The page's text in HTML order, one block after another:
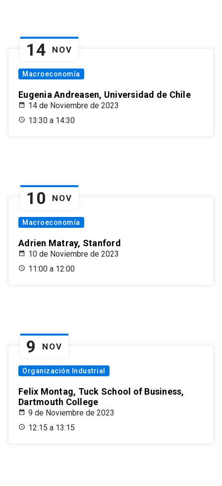
14 NOV
Macroeconomía
Eugenia Andreasen, Universidad de Chile
14 de Noviembre de 2023
13:30 a 14:30
10 NOV
Macroeconomía
Adrien Matray, Stanford
10 de Noviembre de 2023
11:00 a 12:00
9 NOV
Organización Industrial
Felix Montag, Tuck School of Business,
Dartmouth College
9 de Noviembre de 2023
12:15 a 13:15